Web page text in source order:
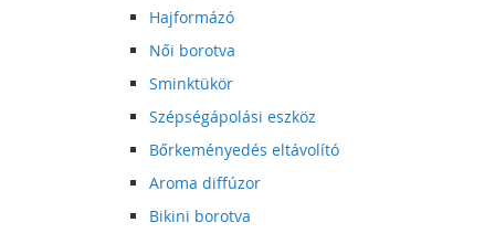
Hajformázó
Női borotva
Sminktükör
Szépségápolási eszköz
Bőrkeményedés eltávolító
Aroma diffúzor
Bikini borotva